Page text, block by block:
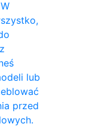
lub
przed